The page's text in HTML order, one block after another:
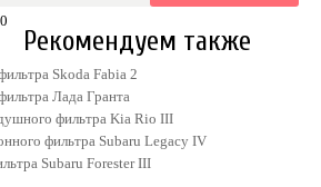
Рекомендуем также
Skoda Fabia 2
Лада Гранта
фильтра Kia Rio III
фильтра Subaru Legacy IV
Subaru Forester III